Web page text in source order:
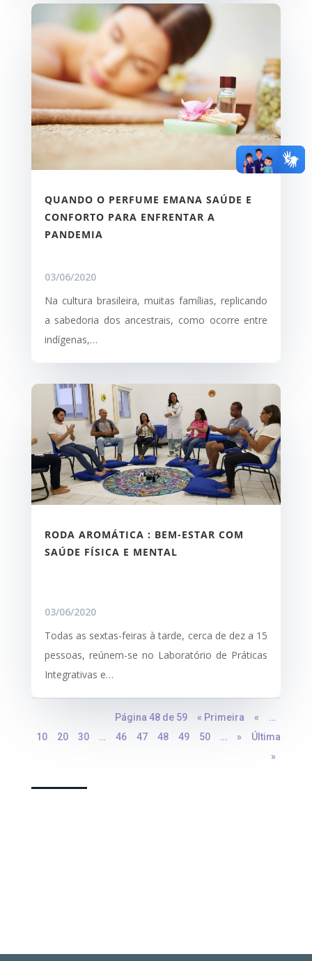
QUANDO O PERFUME EMANA SAÚDE E
CONFORTO PARA ENFRENTAR A
PANDEMIA
03/06/2020
Na cultura brasileira, muitas famílias, replicando
a sabedoria dos ancestrais, como ocorre entre
indígenas,…
RODA AROMÁTICA : BEM-ESTAR COM
SAÚDE FÍSICA E MENTAL
03/06/2020
Todas as sextas-feiras à tarde, cerca de dez a 15
pessoas, reúnem-se no Laboratório de Práticas
Integrativas e…
Página 48 de 59 « Primeira «
…
10
20 30 … 46 47 48 49 50 … »
Última
»